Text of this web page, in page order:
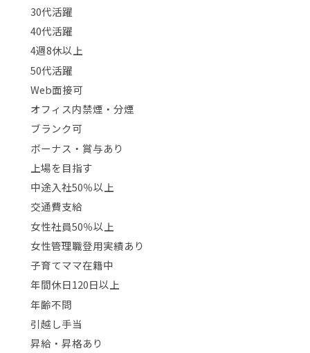
30代活躍
40代活躍
4週8休以上
50代活躍
Web面接可
オフィス内禁煙・分煙
ブランク可
ボーナス・賞与あり
上場を目指す
中途入社50％以上
交通費支給
女性社員50％以上
女性管理職登用実績あり
子育てママ在籍中
年間休日120日以上
年齢不問
引越し手当
昇給・昇格あり